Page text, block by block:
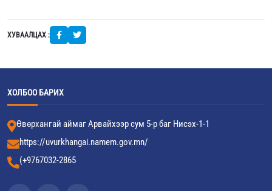
ХУВААЛЦАХ :
ХОЛБОО БАРИХ
Өвөрхангай аймаг Арвайхээр сум 5-р баг Нисэх-1-1
https://uvurkhangai.namem.gov.mn/
(+9767032-2865